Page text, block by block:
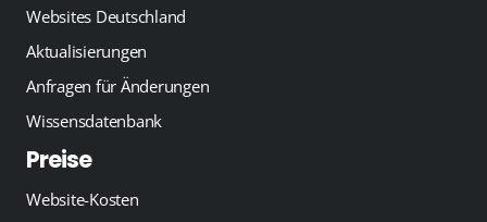
Websites Deutschland
Aktualisierungen
Anfragen für Änderungen
Wissensdatenbank
Preise
Website-Kosten